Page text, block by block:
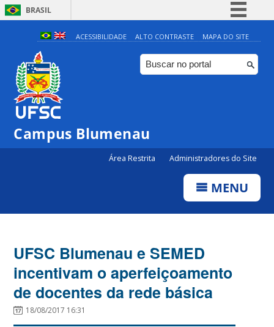
BRASIL
Simplifique!
Comunica BR
Participe
ACESSIBILIDADE ALTO CONTRASTE MAPA DO SITE
Campus Blumenau
Área Restrita Administradores do Site
MENU
UFSC Blumenau e SEMED
incentivam o aperfeiçoamento
de docentes da rede básica
18/08/2017 16:31